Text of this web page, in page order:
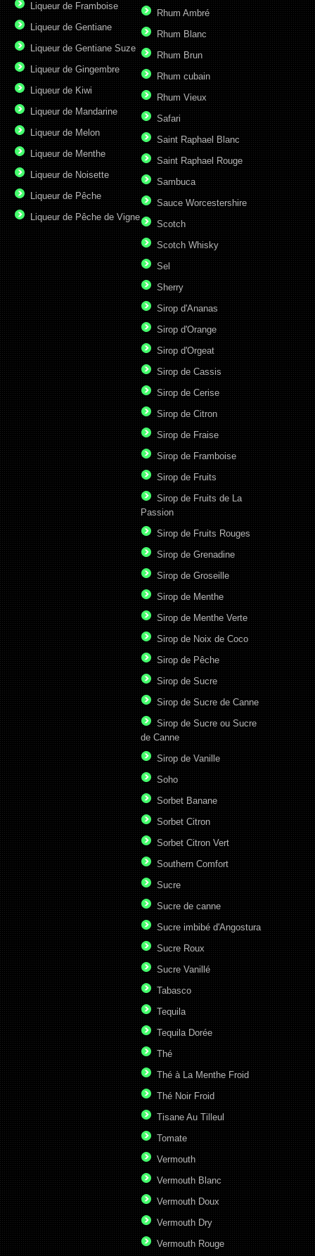
Liqueur de Framboise
Liqueur de Gentiane
Liqueur de Gentiane Suze
Liqueur de Gingembre
Liqueur de Kiwi
Liqueur de Mandarine
Liqueur de Melon
Liqueur de Menthe
Liqueur de Noisette
Liqueur de Pêche
Liqueur de Pêche de Vigne
Rhum Ambré
Rhum Blanc
Rhum Brun
Rhum cubain
Rhum Vieux
Safari
Saint Raphael Blanc
Saint Raphael Rouge
Sambuca
Sauce Worcestershire
Scotch
Scotch Whisky
Sel
Sherry
Sirop d'Ananas
Sirop d'Orange
Sirop d'Orgeat
Sirop de Cassis
Sirop de Cerise
Sirop de Citron
Sirop de Fraise
Sirop de Framboise
Sirop de Fruits
Sirop de Fruits de La
Passion
Sirop de Fruits Rouges
Sirop de Grenadine
Sirop de Groseille
Sirop de Menthe
Sirop de Menthe Verte
Sirop de Noix de Coco
Sirop de Pêche
Sirop de Sucre
Sirop de Sucre de Canne
Sirop de Sucre ou Sucre
de Canne
Sirop de Vanille
Soho
Sorbet Banane
Sorbet Citron
Sorbet Citron Vert
Southern Comfort
Sucre
Sucre de canne
Sucre imbibé d'Angostura
Sucre Roux
Sucre Vanillé
Tabasco
Tequila
Tequila Dorée
Thé
Thé à La Menthe Froid
Thé Noir Froid
Tisane Au Tilleul
Tomate
Vermouth
Vermouth Blanc
Vermouth Doux
Vermouth Dry
Vermouth Rouge